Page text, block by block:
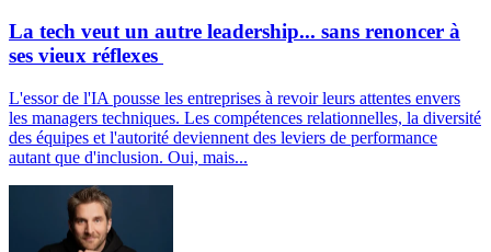
La tech veut un autre leadership... sans renoncer à
ses vieux réflexes
L'essor de l'IA pousse les entreprises à revoir leurs attentes envers
les managers techniques. Les compétences relationnelles, la diversité
des équipes et l'autorité deviennent des leviers de performance
autant que d'inclusion. Oui, mais...